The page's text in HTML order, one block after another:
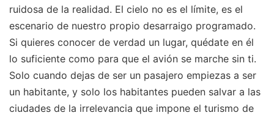
ruidosa de la realidad. El cielo no es el límite, es el
escenario de nuestro propio desarraigo programado.
Si quieres conocer de verdad un lugar, quédate en él
lo suficiente como para que el avión se marche sin ti.
Solo cuando dejas de ser un pasajero empiezas a ser
un habitante, y solo los habitantes pueden salvar a las
ciudades de la irrelevancia que impone el turismo de